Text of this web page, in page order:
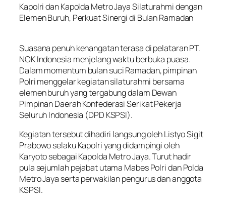
Kapolri dan Kapolda Metro Jaya Silaturahmi dengan
Elemen Buruh, Perkuat Sinergi di Bulan Ramadan
Suasana penuh kehangatan terasa di pelataran PT.
NOK Indonesia menjelang waktu berbuka puasa.
Dalam momentum bulan suci Ramadan, pimpinan
Polri menggelar kegiatan silaturahmi bersama
elemen buruh yang tergabung dalam Dewan
Pimpinan Daerah Konfederasi Serikat Pekerja
Seluruh Indonesia (DPD KSPSI).
Kegiatan tersebut dihadiri langsung oleh Listyo Sigit
Prabowo selaku Kapolri yang didampingi oleh
Karyoto sebagai Kapolda Metro Jaya. Turut hadir
pula sejumlah pejabat utama Mabes Polri dan Polda
Metro Jaya serta perwakilan pengurus dan anggota
KSPSI.